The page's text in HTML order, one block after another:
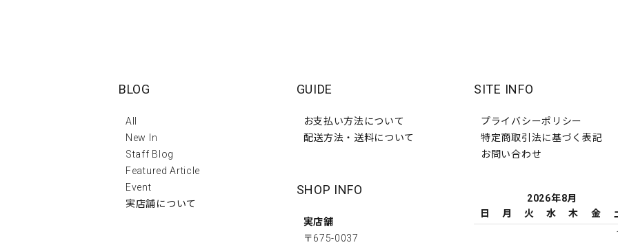
BLOG
All
New In
Staff Blog
Featured Article
Event
実店舗について
GUIDE
お支払い方法について
配送方法・送料について
SHOP INFO
実店舗
〒675-0037
SITE INFO
プライバシーポリシー
特定商取引法に基づく表記
お問い合わせ
2026年8月
日
月 火 水 木 金
1